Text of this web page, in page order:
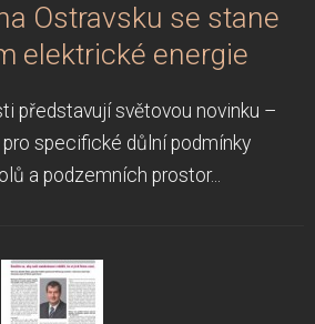
Ostravsku se stane
elektrické energie
představují světovou novinku –
specifické důlní podmínky
a podzemních prostor...